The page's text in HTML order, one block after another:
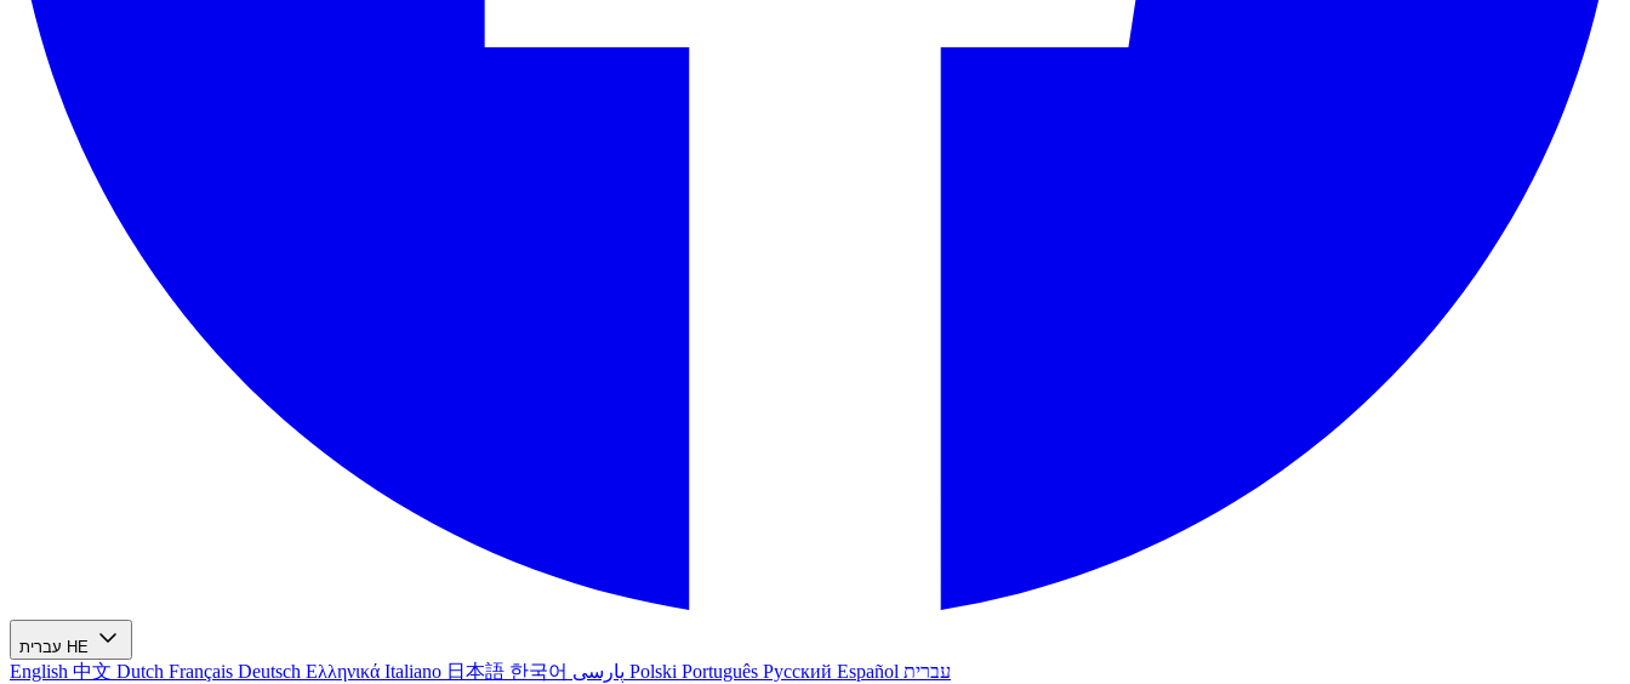
עברית HE
English 中文 Dutch Français Deutsch Ελληνικά Italiano 日本語 한국어 Polski Português Русский Español עברית